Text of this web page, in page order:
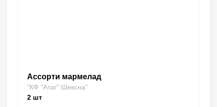
Ассорти мармелад
"КФ "Атаг" Шексна"
2 шт